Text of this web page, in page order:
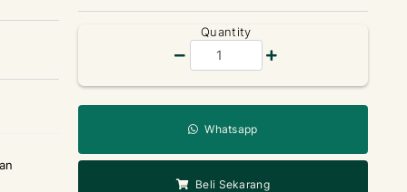
Quantity
Whatsapp
Beli Sekarang